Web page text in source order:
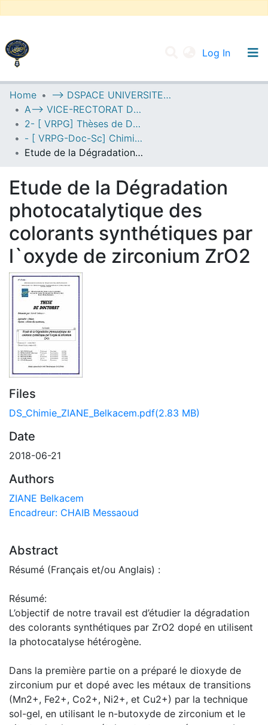
Log In
UNIVERSITY OF D.L SIDI BEL ABBES
Communities & Collections
All of DSpace
Statistics
Home
--> DSPACE UNIVERSITE DJILALLI LIABES DE SIDI BEL ABBES
A--> VICE-RECTORAT DE LA POST-GRADUATION
2- [ VRPG] Thèses de Doctorat en Sciences
- [ VRPG-Doc-Sc] Chimie --- كيمياء
Etude de la Dégradation photocatalytique des colorants synthétiques par l`oxyde de zirconium ZrO2
Etude de la Dégradation
photocatalytique des
colorants synthétiques par
l`oxyde de zirconium ZrO2
Files
DS_Chimie_ZIANE_Belkacem.pdf(2.83 MB)
Date
2018-06-21
Authors
ZIANE Belkacem
Encadreur: CHAIB Messaoud
Abstract
Résumé (Français et/ou Anglais) :
Résumé:
L’objectif de notre travail est d’étudier la dégradation
des colorants synthétiques par ZrO2 dopé en utilisent
la photocatalyse hétérogène.
Dans la première partie on a préparé le dioxyde de
zirconium pur et dopé avec les métaux de transitions
(Mn2+, Fe2+, Co2+, Ni2+, et Cu2+) par la technique
sol-gel, en utilisant le n-butoxyde de zirconium et le